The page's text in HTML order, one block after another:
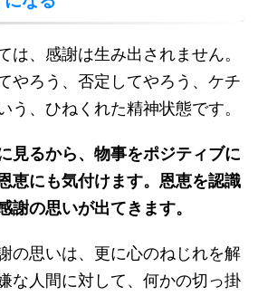
、感謝は生み出されません。
やろう、否定してやろう、ケチ
う、ひねくれた精神状態です。
見るから、物事をポジティブに
恵にも気付けます。恩恵を認識
謝の思いが出てきます。
の思いは、更に心のねじれを解
な人間に対して、何かの切っ掛